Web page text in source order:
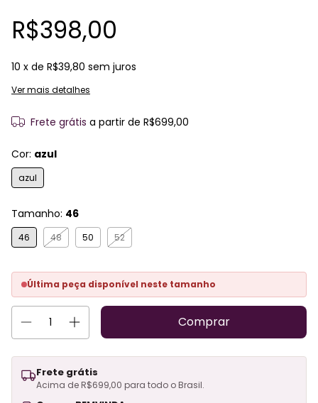
R$398,00
10 x de R$39,80 sem juros
Ver mais detalhes
Frete grátis a partir de R$699,00
Cor: azul
azul
Tamanho: 46
46 48 50 52
Última peça disponível neste tamanho
Frete grátis
Acima de R$699,00 para todo o Brasil.